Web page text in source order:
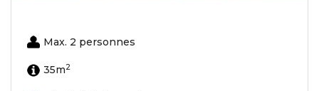
Max. 2 personnes
35m2